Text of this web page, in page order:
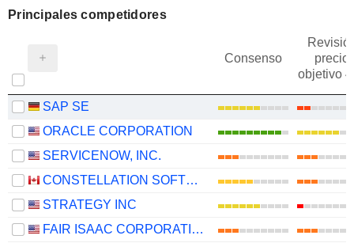
Principales competidores
Consenso
precio
objetivo
SAP SE
ORACLE CORPORATION
SERVICENOW, INC.
CONSTELLATION SOFTWARE INC.
STRATEGY INC
FAIR ISAAC CORPORATION